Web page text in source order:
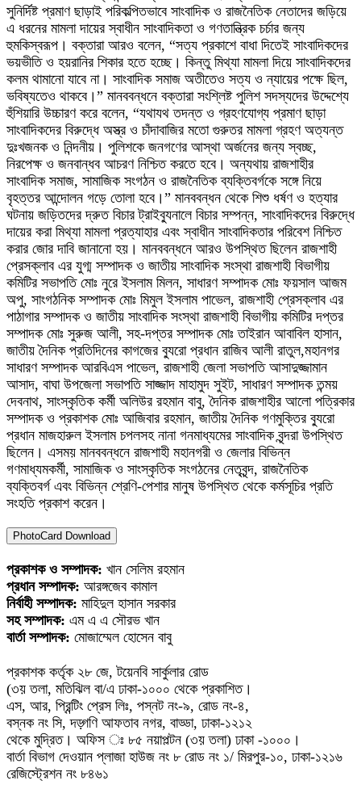
সুনির্দিষ্ট প্রমাণ ছাড়াই পরিকল্পিতভাবে সাংবাদিক ও রাজনৈতিক নেতাদের জড়িয়ে
এ ধরনের মামলা দায়ের স্বাধীন সাংবাদিকতা ও গণতান্ত্রিক চর্চার জন্য
হুমকিস্বরূপ। বক্তারা আরও বলেন, “সত্য প্রকাশে বাধা দিতেই সাংবাদিকদের
ভয়ভীতি ও হয়রানির শিকার হতে হচ্ছে। কিন্তু মিথ্যা মামলা দিয়ে সাংবাদিকদের
কলম থামানো যাবে না। সাংবাদিক সমাজ অতীতেও সত্য ও ন্যায়ের পক্ষে ছিল,
ভবিষ্যতেও থাকবে।” মানববন্ধনে বক্তারা সংশ্লিষ্ট পুলিশ সদস্যদের উদ্দেশ্যে
হুঁশিয়ারি উচ্চারণ করে বলেন, “যথাযথ তদন্ত ও গ্রহণযোগ্য প্রমাণ ছাড়া
সাংবাদিকদের বিরুদ্ধে অস্ত্র ও চাঁদাবাজির মতো গুরুতর মামলা গ্রহণ অত্যন্ত
দুঃখজনক ও নিন্দনীয়। পুলিশকে জনগণের আস্থা অর্জনের জন্য স্বচ্ছ,
নিরপেক্ষ ও জনবান্ধব আচরণ নিশ্চিত করতে হবে। অন্যথায় রাজশাহীর
সাংবাদিক সমাজ, সামাজিক সংগঠন ও রাজনৈতিক ব্যক্তিবর্গকে সঙ্গে নিয়ে
বৃহত্তর আন্দোলন গড়ে তোলা হবে।” মানববন্ধন থেকে শিশু ধর্ষণ ও হত্যার
ঘটনায় জড়িতদের দ্রুত বিচার ট্রাইব্যুনালে বিচার সম্পন্ন, সাংবাদিকদের বিরুদ্ধে
দায়ের করা মিথ্যা মামলা প্রত্যাহার এবং স্বাধীন সাংবাদিকতার পরিবেশ নিশ্চিত
করার জোর দাবি জানানো হয়। মানববন্ধনে আরও উপস্থিত ছিলেন রাজশাহী
প্রেসক্লাব এর যুগ্ম সম্পাদক ও জাতীয় সাংবাদিক সংস্থা রাজশাহী বিভাগীয়
কমিটির সভাপতি মোঃ নুরে ইসলাম মিলন, সাধারণ সম্পাদক মোঃ ফয়সাল আজম
অপু, সাংগঠনিক সম্পাদক মোঃ মিমুল ইসলাম পাভেল, রাজশাহী প্রেসক্লাব এর
পাঠাগার সম্পাদক ও জাতীয় সাংবাদিক সংস্থা রাজশাহী বিভাগীয় কমিটির দপ্তর
সম্পাদক মোঃ সুরুজ আলী, সহ-দপ্তর সম্পাদক মোঃ তাইরান আবাবিল হাসান,
জাতীয় দৈনিক প্রতিদিনের কাগজের ব্যুরো প্রধান রাজিব আলী রাতুল,মহানগর
সাধারণ সম্পাদক আরবিএস পাভেল, রাজশাহী জেলা সভাপতি আসাদুজ্জামান
আসাদ, বাঘা উপজেলা সভাপতি সাজ্জাদ মাহামুদ সুইট, সাধারণ সম্পাদক তন্ময়
দেবনাথ, সাংস্কৃতিক কর্মী অলিউর রহমান বাবু, দৈনিক রাজশাহীর আলো পত্রিকার
সম্পাদক ও প্রকাশক মোঃ আজিবার রহমান, জাতীয় দৈনিক গণমুক্তির ব্যুরো
প্রধান মাজহারুল ইসলাম চপলসহ নানা গনমাধ্যমের সাংবাদিক বৃন্দরা উপস্থিত
ছিলেন। এসময় মানববন্ধনে রাজশাহী মহানগরী ও জেলার বিভিন্ন
গণমাধ্যমকর্মী, সামাজিক ও সাংস্কৃতিক সংগঠনের নেতৃবৃন্দ, রাজনৈতিক
ব্যক্তিবর্গ এবং বিভিন্ন শ্রেণি-পেশার মানুষ উপস্থিত থেকে কর্মসূচির প্রতি
সংহতি প্রকাশ করেন।
PhotoCard Download
প্রকাশক ও সম্পাদক: খান সেলিম রহমান
প্রধান সম্পাদক: আরঙ্গজেব কামাল
নির্বাহী সম্পাদক: মাহিদুল হাসান সরকার
সহ সম্পাদক: এম এ এ সৌরভ খান
বার্তা সম্পাদক: মোজাম্মেল হোসেন বাবু
প্রকাশক কর্তৃক ২৮ জে, টয়েনবি সার্কুলার রোড
(৩য় তলা, মতিঝিল বা/এ ঢাকা-১০০০ থেকে প্রকাশিত।
এস, আর, প্রিন্টিং প্রেস লিঃ, পস্নট নং-৯, রোড নং-৪,
বস্নক নং সি, দড়্গণি আফতাব নগর, বাড্ডা, ঢাকা-১২১২
থেকে মুদ্রিত। অফিস ঃ ৮৫ নয়াপল্টন (৩য় তলা) ঢাকা -১০০০।
বার্তা বিভাগ দেওয়ান প্লাজা হাউজ নং ৮ রোড নং ১/ মিরপুর-১০, ঢাকা-১২১৬
রেজিস্ট্রেশন নং ৮৪৬১